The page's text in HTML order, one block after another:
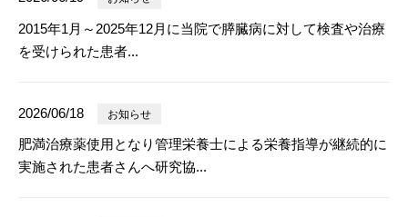
2015年1月～2025年12月に当院で膵臓病に対して検査や治療
を受けられた患者...
2026/06/18 お知らせ
肥満治療薬使用となり管理栄養士による栄養指導が継続的に
実施された患者さんへ研究協...